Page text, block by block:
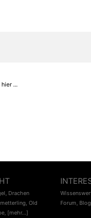
...
, Drachen
, Old
, [mehr...]
Forum, Blog